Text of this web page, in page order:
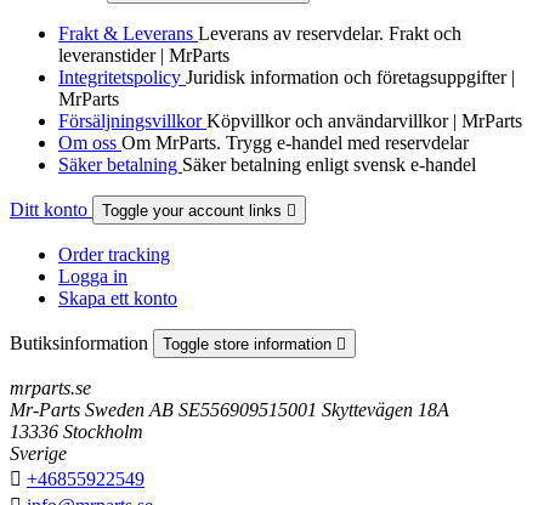
Frakt & Leverans Leverans av reservdelar. Frakt och
leveranstider | MrParts
Integritetspolicy Juridisk information och företagsuppgifter |
MrParts
FörsäljningsvillkorKöpvillkor och användarvillkor | MrParts
Om oss Om MrParts. Trygg e-handel med reservdelar
Säker betalning Säker betalning enligt svensk e-handel
Ditt konto Toggle your account links 
Order tracking
Logga in
Skapa ett konto
Butiksinformation Toggle store information 
mrparts.se
Mr-Parts Sweden AB SE556909515001 Skyttevägen 18A
13336 Stockholm
Sverige
 +46855922549